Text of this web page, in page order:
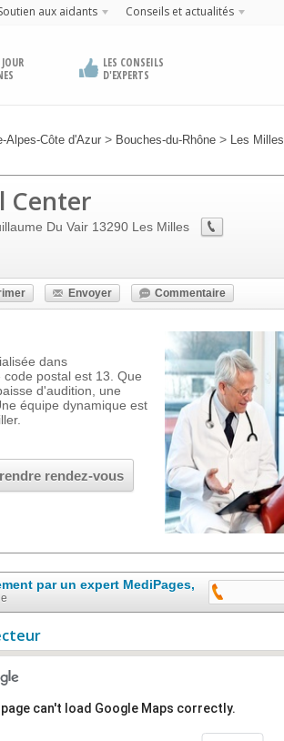
aux aidants Conseils et actualités
LES CONSEILS
D'EXPERTS
Alpes-Côte d'Azur > Bouches-du-Rhône > Les Milles
Center
Du Vair 13290 Les Milles
Envoyer Commentaire
dans
postal est 13. Que
d'audition, une
équipe dynamique est
rendez-vous
par un expert MediPages,
can't load Google Maps correctly.